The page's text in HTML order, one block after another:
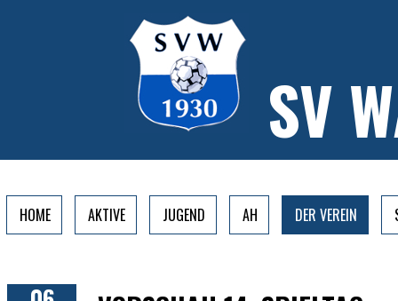
SV
HOME AKTIVE JUGEND AH DER VEREIN